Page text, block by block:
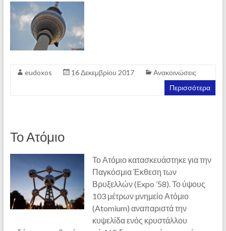
eudoxos 16 Δεκεμβρίου 2017
Ανακοινώσεις
Περισσότερα
Το Ατόμιο
Το Ατόμιο κατασκευάστηκε για την
Παγκόσμια Έκθεση των
Βρυξελλών (Expo ’58). Το ύψους
103 μέτρων μνημείο Ατόμιο
(Atomium) αναπαριστά την
κυψελίδα ενός κρυστάλλου